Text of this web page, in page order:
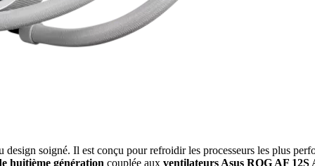
soigné. Il est conçu pour refroidir les processeurs les plus
huitième génération couplée aux ventilateurs Asus ROG AF 12S